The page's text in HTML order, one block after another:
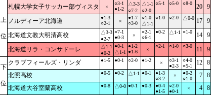
上
位
札幌大学女子サッカー部ヴィスタ ×
○3-1
●1-2
△3-3
○7-2
△1-1
○2-0
○5-1 ○5-0 ○8-0 20 9
ノルディーア北海道
●1-3
○2-1
×
●1-7
○3-0
○1-0
△1-1
○1-0 ○2-0 △0-0 17 9
北海道文教大明清高校
△3-3
●2-7
○7-1
●0-3
×
○2-1
○6-1
●0-2 △1-1 ○1-0 14 9
北海道リラ・コンサドーレ
△1-1
●0-2
●0-1
△1-1
●1-2
●1-6
×
○2-1 ○1-0 ○3-0 11 9
下
位
クラブフィールズ・リンダ ●1-5 ●0-1 ○2-0 ●1-2 ×
○3-1
●2-3
○4-0
○5-1
12 8
北照高校 ●0-5 ●0-2 △1-1 ●0-1
●1-3
○3-2
×
●0-2
○1-0
7 8
北海道大谷室蘭高校 ●0-8 △0-0 ●0-1 ●0-3
●0-4
●1-5
○2-0
●0-1
× 4 8